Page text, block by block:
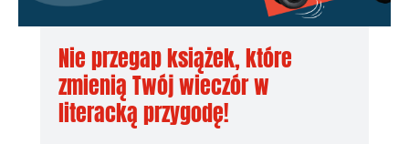
Nie przegap książek, które
zmienią Twój wieczór w
literacką przygodę!